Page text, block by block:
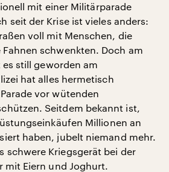
mit einer Militärparade
seit der Krise ist vieles anders:
voll mit Menschen, die
schwenkten. Doch am
still geworden am
hat alles hermetisch
vor wütenden
Seitdem bekannt ist,
Millionen an
haben, jubelt niemand mehr.
schwere Kriegsgerät bei der
mit Eiern und Joghurt.